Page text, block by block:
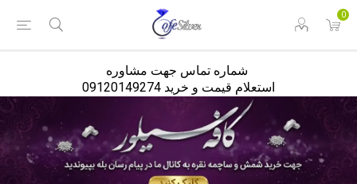
0
استعلام قیمت و خرید 09120149274